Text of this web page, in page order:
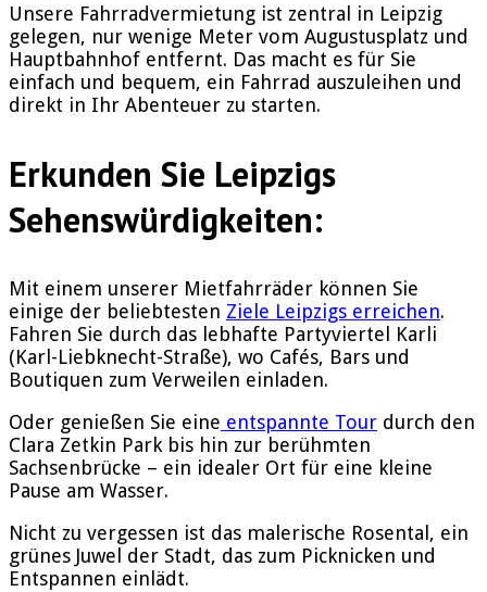
Unsere Fahrradvermietung ist zentral in Leipzig
gelegen, nur wenige Meter vom Augustusplatz und
Hauptbahnhof entfernt. Das macht es für Sie
einfach und bequem, ein Fahrrad auszuleihen und
direkt in Ihr Abenteuer zu starten.
Erkunden Sie Leipzigs
Sehenswürdigkeiten:
Mit einem unserer Mietfahrräder können Sie
einige der beliebtesten Ziele Leipzigs erreichen.
Fahren Sie durch das lebhafte Partyviertel Karli
(Karl-Liebknecht-Straße), wo Cafés, Bars und
Boutiquen zum Verweilen einladen.
Oder genießen Sie eine entspannte Tour durch den
Clara Zetkin Park bis hin zur berühmten
Sachsenbrücke – ein idealer Ort für eine kleine
Pause am Wasser.
Nicht zu vergessen ist das malerische Rosental, ein
grünes Juwel der Stadt, das zum Picknicken und
Entspannen einlädt.